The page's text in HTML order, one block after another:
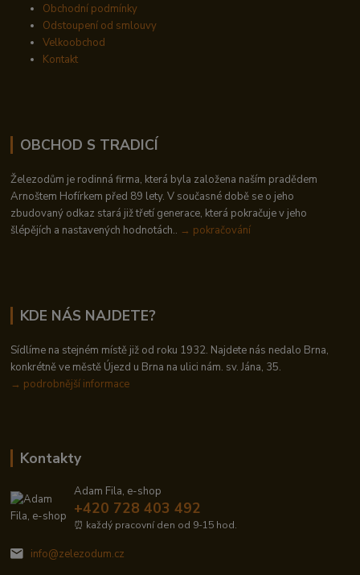
Obchodní podmínky
Odstoupení od smlouvy
Velkoobchod
Kontakt
OBCHOD S TRADICÍ
Železodům je rodinná firma, která byla založena naším pradědem
Arnoštem Hofírkem před 89 lety. V současné době se o jeho
zbudovaný odkaz stará již třetí generace, která pokračuje v jeho
šlépějích a nastavených hodnotách.. → pokračování
KDE NÁS NAJDETE?
Sídlíme na stejném místě již od roku 1932. Najdete nás nedalo Brna,
konkrétně ve městě Újezd u Brna na ulici nám. sv. Jána, 35.
→ podrobnější informace
Kontakty
Adam Fila, e-shop
+420 728 403 492
⏰ každý pracovní den od 9-15 hod.
info@zelezodum.cz